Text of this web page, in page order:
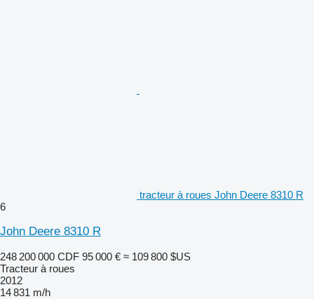
tracteur à roues John Deere 8310 R
6
John Deere 8310 R
248 200 000 CDF 95 000 € ≈ 109 800 $US
Tracteur à roues
2012
14 831 m/h